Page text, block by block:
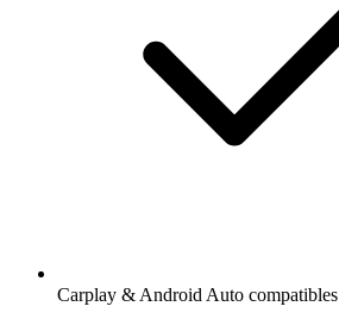
Carplay & Android Auto compatibles